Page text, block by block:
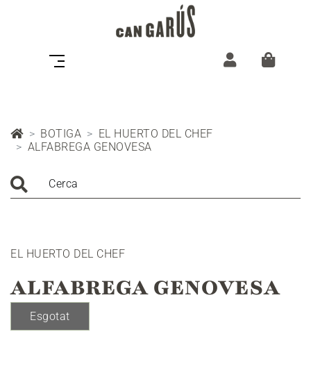
BOTIGA
EL HUERTO DEL CHEF
ALFABREGA GENOVESA
Cerca
EL HUERTO DEL CHEF
ALFABREGA GENOVESA
Esgotat